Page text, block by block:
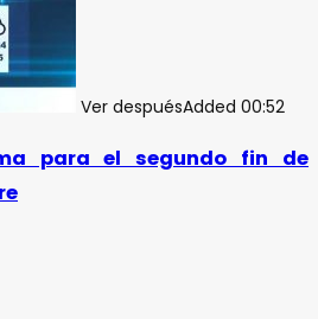
Ver despuésAdded 00:52
para el segundo fin de